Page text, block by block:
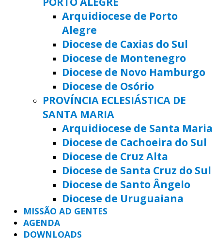
Arquidiocese de Porto
Alegre
Diocese de Caxias do Sul
Diocese de Montenegro
Diocese de Novo Hamburgo
Diocese de Osório
PROVÍNCIA ECLESIÁSTICA DE
SANTA MARIA
Arquidiocese de Santa Maria
Diocese de Cachoeira do Sul
Diocese de Cruz Alta
Diocese de Santa Cruz do Sul
Diocese de Santo Ângelo
Diocese de Uruguaiana
MISSÃO AD GENTES
AGENDA
DOWNLOADS